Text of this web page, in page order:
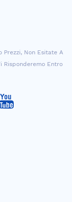
Prezzi, Non Esitate A
Risponderemo Entro